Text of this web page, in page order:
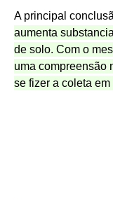
A principal
aumenta
de solo. Com o
uma compreensão
se fizer a coleta